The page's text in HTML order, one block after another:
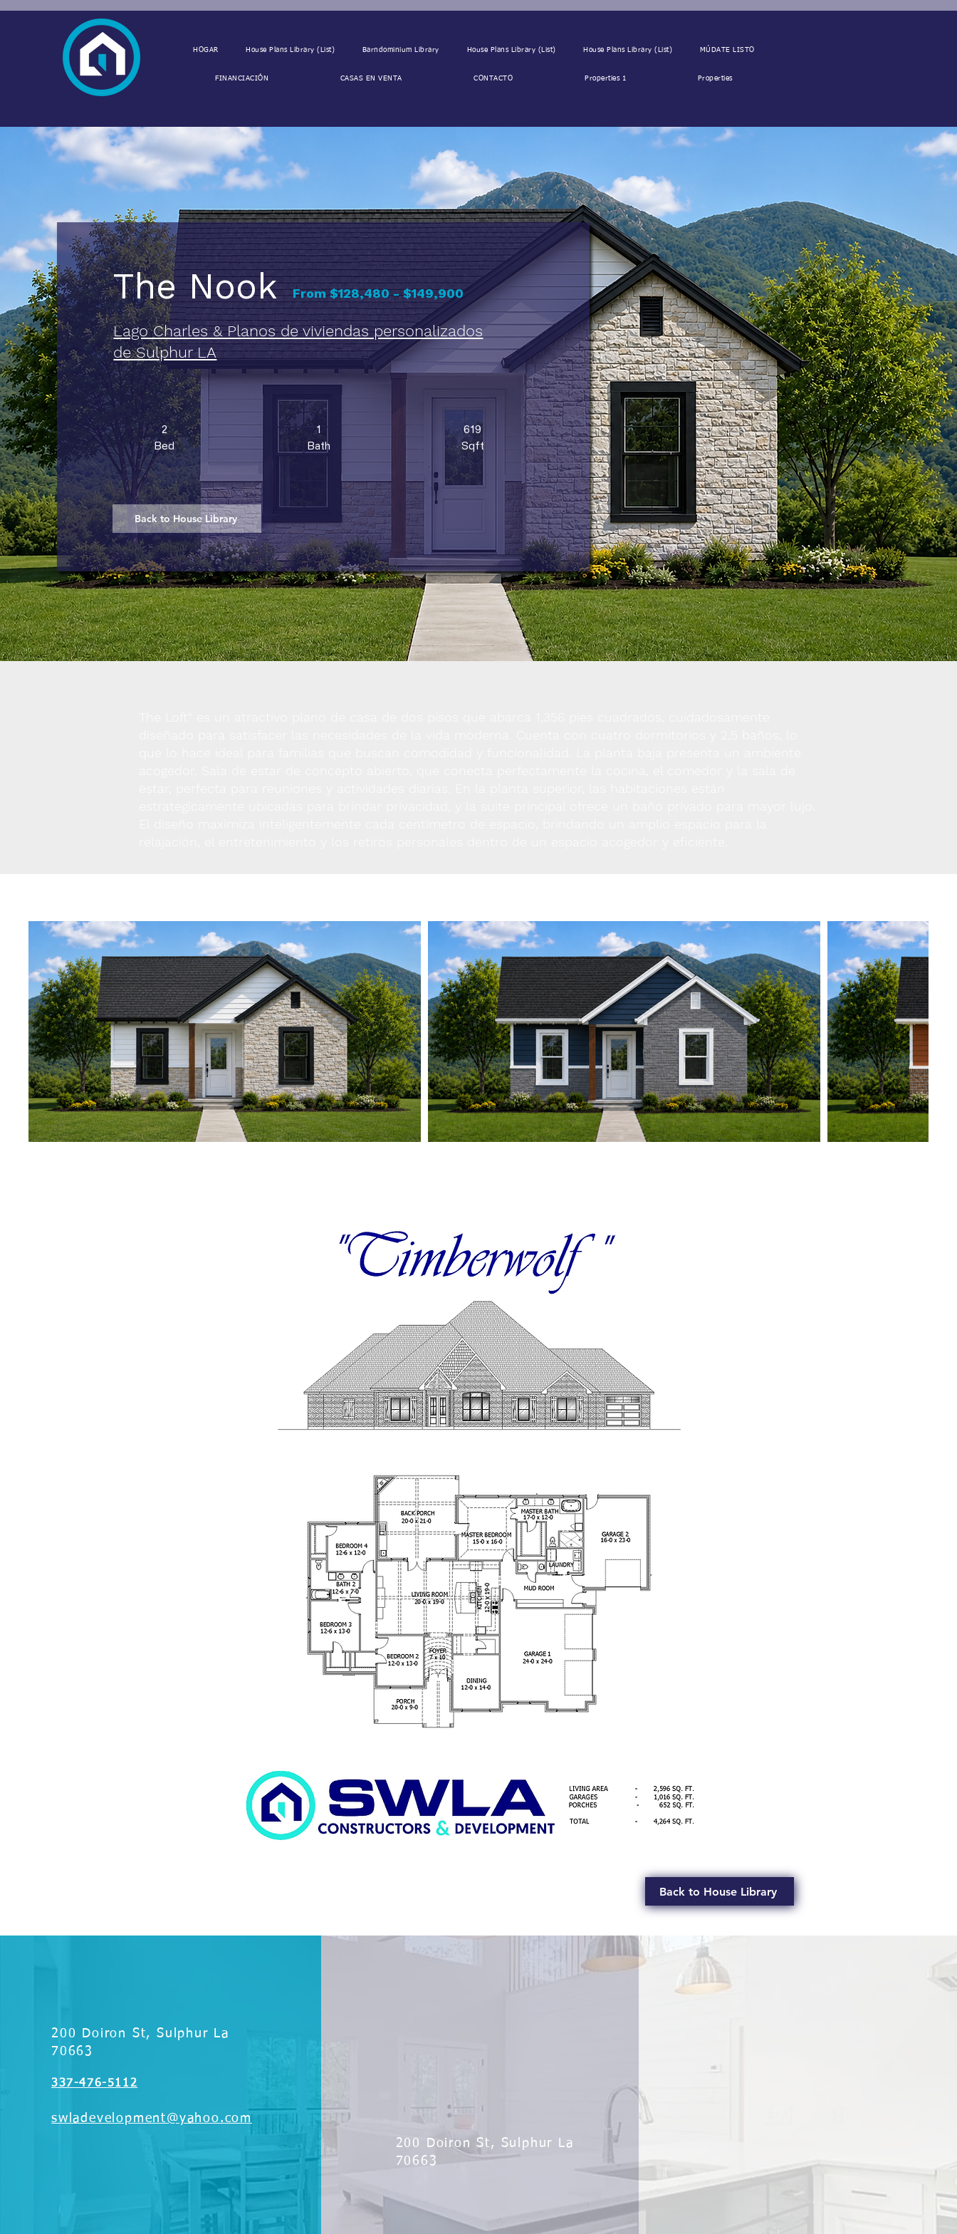
HOGAR House Plans Library (List) Barndominium Library House Plans Library (List) House Plans Library (List) MÚDATE LISTO
FINANCIACIÓN CASAS EN VENTA CONTACTO Properties 1 Properties
The NookFrom $128,480 - $149,900
Lago Charles & Planos de viviendas personalizados
de Sulphur LA
2
Bed
1
Bath
619
Sqft
Back to House Library
Back to House Library
200 Doiron St, Sulphur La
70663
337-476-5112
swladevelopment@yahoo.com
200 Doiron St, Sulphur La
70663